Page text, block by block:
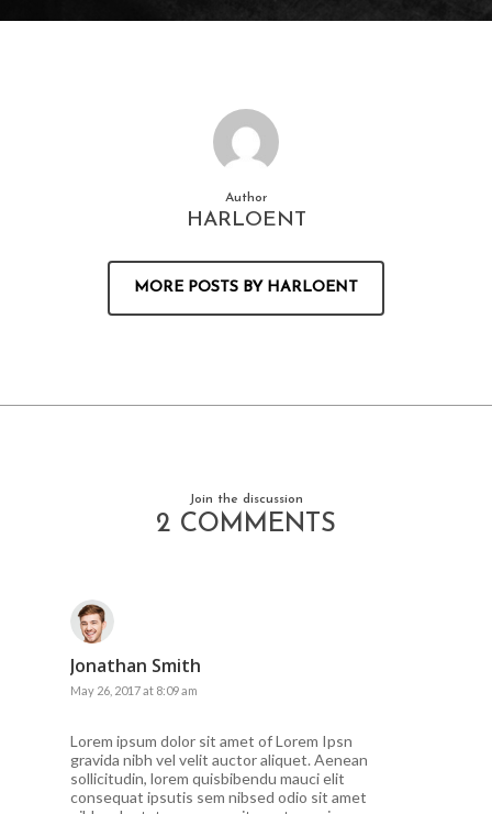
Author
HARLOENT
MORE POSTS BY HARLOENT
Join the discussion
2 COMMENTS
Jonathan Smith
May 26, 2017 at 8:09 am
Lorem ipsum dolor sit amet of Lorem Ipsn
gravida nibh vel velit auctor aliquet. Aenean
sollicitudin, lorem quisbibendu mauci elit
consequat ipsutis sem nibsed odio sit amet